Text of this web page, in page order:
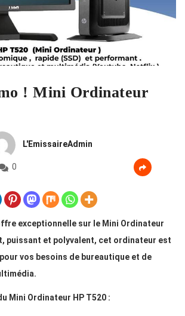
! Mini Ordinateur
L'EmissaireAdmin
0
exceptionnelle sur le Mini Ordinateur
puissant et polyvalent, cet ordinateur est
vos besoins de bureautique et de
Mini Ordinateur HP T520 :